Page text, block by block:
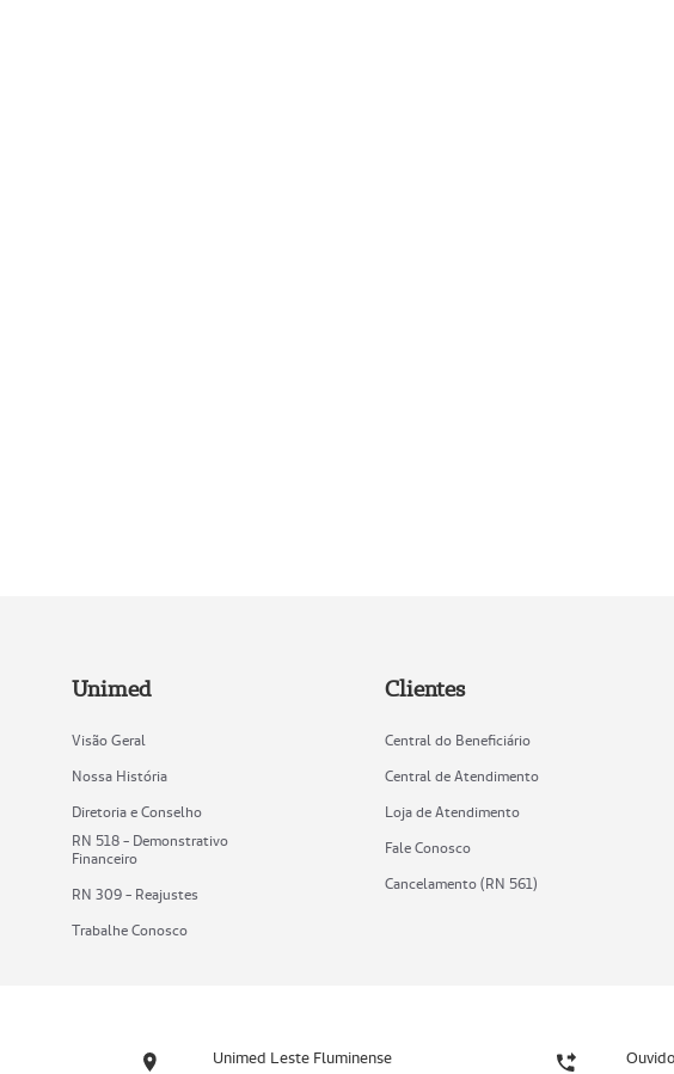
Unimed
Visão Geral
Nossa História
Diretoria e Conselho
RN 518 - Demonstrativo
Financeiro
RN 309 - Reajustes
Trabalhe Conosco
Clientes
Central do Beneficiário
Central de Atendimento
Loja de Atendimento
Fale Conosco
Cancelamento (RN 561)
Unimed Leste Fluminense